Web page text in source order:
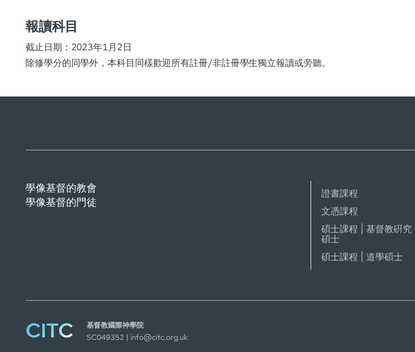
報讀科目
截止日期：2023年1月2日
除修學分的同學外，本科目同樣歡迎所有註冊/非註冊學生獨立報讀或旁聽。
學像基督的教會
學像基督的門徒
證書課程
文憑課程
碩士課程 | 基督教硏究
碩士
碩士課程 | 道學碩士
CITC
基督教國際神學院
SC049352 | info@citc.org.uk